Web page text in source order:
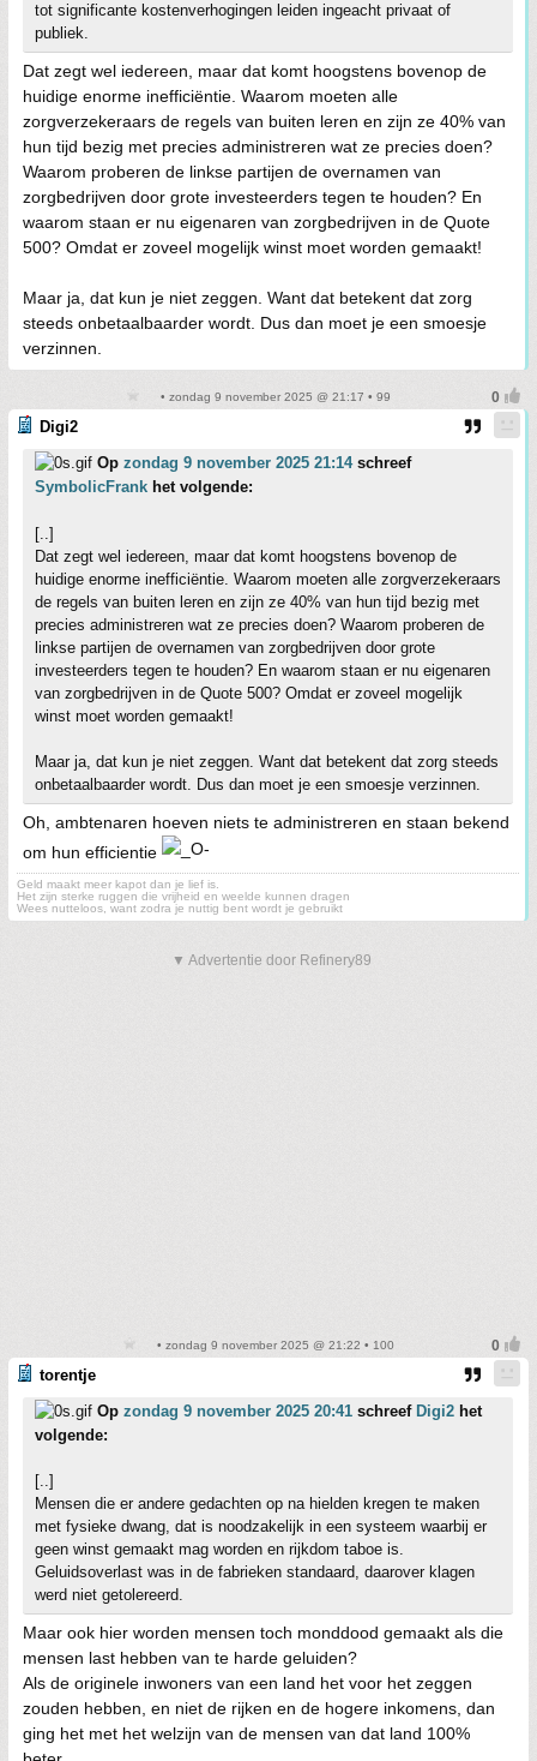
tot significante kostenverhogingen leiden ingeacht privaat of
publiek.
Dat zegt wel iedereen, maar dat komt hoogstens bovenop de
huidige enorme inefficiëntie. Waarom moeten alle
zorgverzekeraars de regels van buiten leren en zijn ze 40% van
hun tijd bezig met precies administreren wat ze precies doen?
Waarom proberen de linkse partijen de overnamen van
zorgbedrijven door grote investeerders tegen te houden? En
waarom staan er nu eigenaren van zorgbedrijven in de Quote
500? Omdat er zoveel mogelijk winst moet worden gemaakt!
Maar ja, dat kun je niet zeggen. Want dat betekent dat zorg
steeds onbetaalbaarder wordt. Dus dan moet je een smoesje
verzinnen.
• zondag 9 november 2025 @ 21:17 • 99
Digi2
Op zondag 9 november 2025 21:14schreef
SymbolicFrank het volgende:
[..]
Dat zegt wel iedereen, maar dat komt hoogstens bovenop de
huidige enorme inefficiëntie. Waarom moeten alle zorgverzekeraars
de regels van buiten leren en zijn ze 40% van hun tijd bezig met
precies administreren wat ze precies doen? Waarom proberen de
linkse partijen de overnamen van zorgbedrijven door grote
investeerders tegen te houden? En waarom staan er nu eigenaren
van zorgbedrijven in de Quote 500? Omdat er zoveel mogelijk
winst moet worden gemaakt!
Maar ja, dat kun je niet zeggen. Want dat betekent dat zorg steeds
onbetaalbaarder wordt. Dus dan moet je een smoesje verzinnen.
Oh, ambtenaren hoeven niets te administreren en staan bekend
om hun efficientie
Geld maakt meer kapot dan je lief is.
Het zijn sterke ruggen die vrijheid en weelde kunnen dragen
Wees nutteloos, want zodra je nuttig bent wordt je gebruikt
▼ Advertentie door Refinery89
• zondag 9 november 2025 @ 21:22 • 100
torentje
Op zondag 9 november 2025 20:41 schreef Digi2 het
volgende:
[..]
Mensen die er andere gedachten op na hielden kregen te maken
met fysieke dwang, dat is noodzakelijk in een systeem waarbij er
geen winst gemaakt mag worden en rijkdom taboe is.
Geluidsoverlast was in de fabrieken standaard, daarover klagen
werd niet getolereerd.
Maar ook hier worden mensen toch monddood gemaakt als die
mensen last hebben van te harde geluiden?
Als de originele inwoners van een land het voor het zeggen
zouden hebben, en niet de rijken en de hogere inkomens, dan
ging het met het welzijn van de mensen van dat land 100%